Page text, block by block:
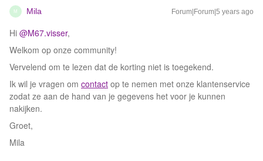
M Mila Forum|Forum|5 years ago
Hi @M67.visser,
Welkom op onze community!
Vervelend om te lezen dat de korting niet is toegekend.
Ik wil je vragen om contact op te nemen met onze klantenservice
zodat ze aan de hand van je gegevens het voor je kunnen
nakijken.
Groet,
Mila